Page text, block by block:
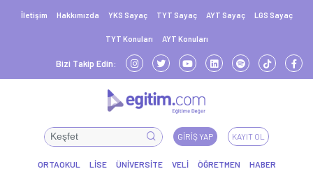
İletişim Hakkımızda YKS Sayaç TYT Sayaç AYT Sayaç LGS Sayaç
TYT Konuları AYT Konuları
Bizi Takip Edin:
GIRIŞ YAP KAYIT OL